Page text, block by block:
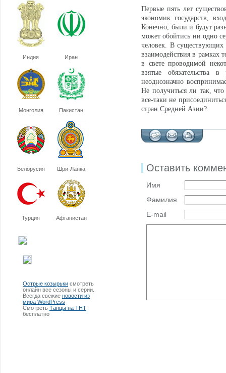
Индия Иран
Монголия Пакистан
Белорусия Шри-Ланка
Турция Афганистан
Острые козырьки смотреть
онлайн все сезоны и серии.
Всегда свежие новости из
мира WordPress
Смотреть Танцы на ТНТ
бесплатно
Первые пять лет
экономик государств,
Конечно, были и будут
может обойтись ни одно
человек. В существующих
взаимодействия в рамках
в свете проводимой
взятые обязательства
неоднозначно
Не получиться ли так,
все-таки не
стран Средней Азии?
Оставить
Имя
Фамилия
E-mail